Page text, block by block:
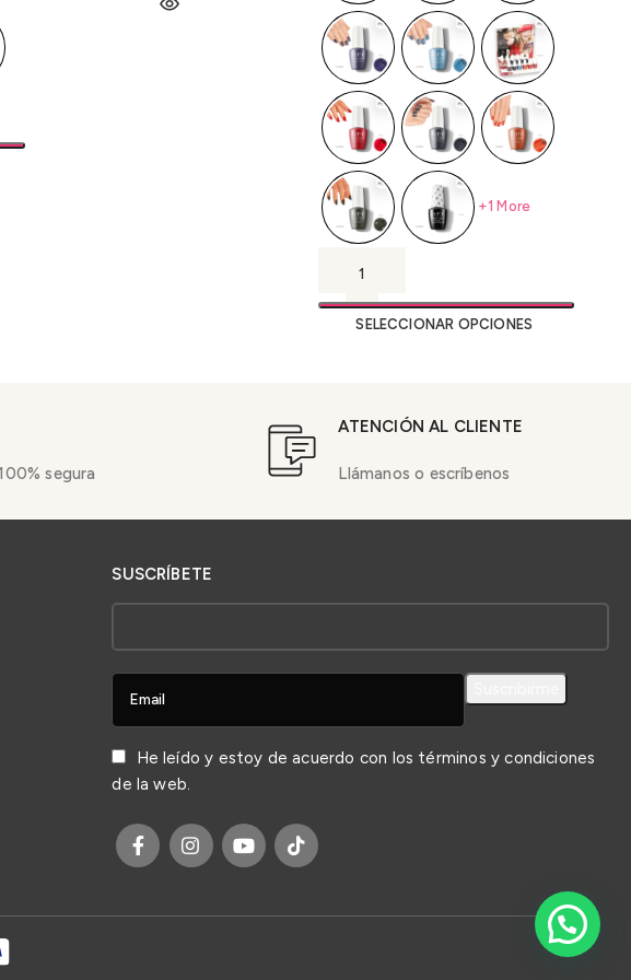
+1 More
SELECCIONAR OPCIONES
segura
ATENCIÓN AL CLIENTE
Llámanos o escríbenos
SUSCRÍBETE
He leído y estoy de acuerdo con los términos y condiciones
de la web.